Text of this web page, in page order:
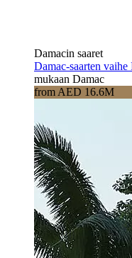
Damacin saaret
Damac-saarten vaihe
mukaan Damac
from AED 16.6M